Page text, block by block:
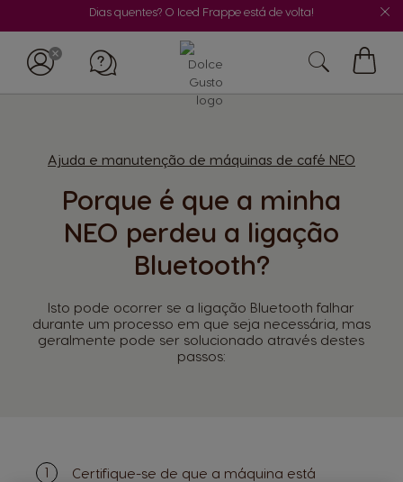
Dias quentes? O Iced Frappe está de volta!
Ajuda e manutenção de máquinas de café NEO
Porque é que a minha
NEO perdeu a ligação
Bluetooth?
Isto pode ocorrer se a ligação Bluetooth falhar
durante um processo em que seja necessária, mas
geralmente pode ser solucionado através destes
passos:
Certifique-se de que a máquina está